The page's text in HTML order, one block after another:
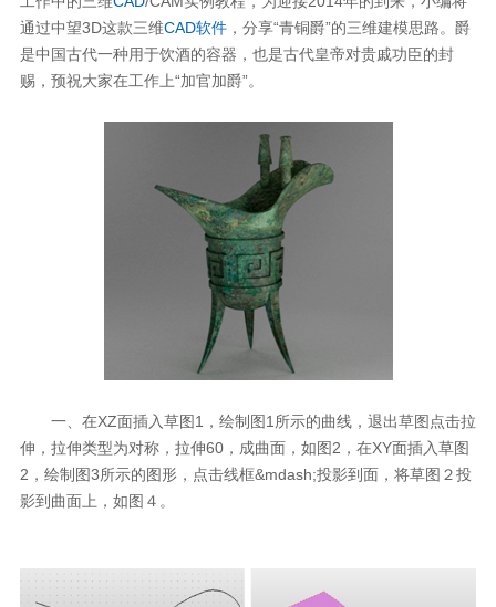
通过中望3D这款三维CAD软件，分享“青铜爵”的三维建模思路。爵
是中国古代一种用于饮酒的容器，也是古代皇帝对贵戚功臣的封
赐，预祝大家在工作上“加官加爵”。
一、在XZ面插入草图1，绘制图1所示的曲线，退出草图点击拉
伸，拉伸类型为对称，拉伸60，成曲面，如图2，在XY面插入草图
2，绘制图3所示的图形，点击线框&mdash;投影到面，将草图２投
影到曲面上，如图４。